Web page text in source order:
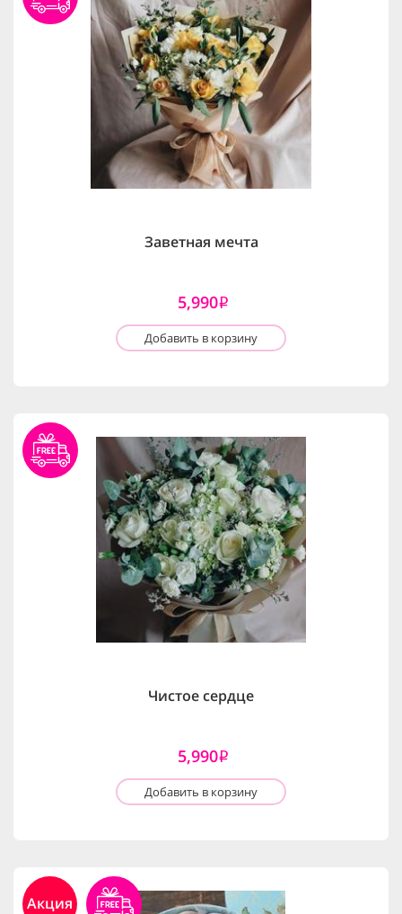
Заветная мечта
5,990i
Добавить в корзину
Чистое сердце
5,990i
Добавить в корзину
Акция